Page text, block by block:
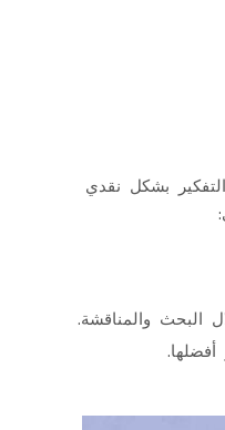
بشكل نقدي
البحث والمناقشة.